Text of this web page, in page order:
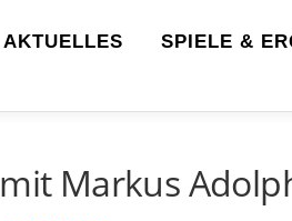
AKTUELLES SPIELE &
Markus